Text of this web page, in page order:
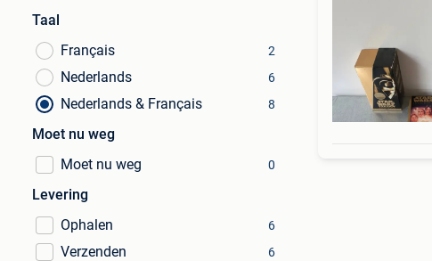
Taal
Français
2
Nederlands 6
Nederlands & Français 8
Moet nu weg
Moet nu weg
0
Levering
Ophalen
6
Verzenden 6